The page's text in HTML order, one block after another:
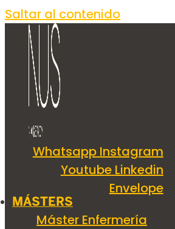
Saltar al contenido
Whatsapp Instagram
Youtube Linkedin
Envelope
MÁSTERS
Máster Enfermería